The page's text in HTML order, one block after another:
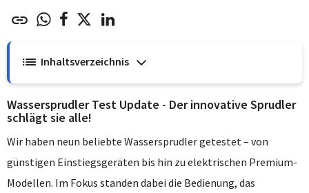
Inhaltsverzeichnis
Wassersprudler Test Update - Der innovative Sprudler
schlägt sie alle!
Wir haben neun beliebte Wassersprudler getestet – von
günstigen Einstiegsgeräten bis hin zu elektrischen Premium-
Modellen. Im Fokus standen dabei die Bedienung, das